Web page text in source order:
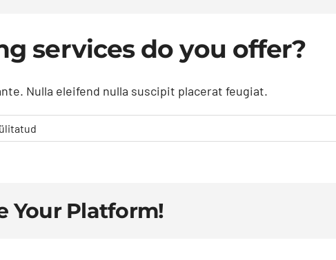
services do you offer?
Nulla eleifend nulla suscipit placerat feugiat.
Your Platform!